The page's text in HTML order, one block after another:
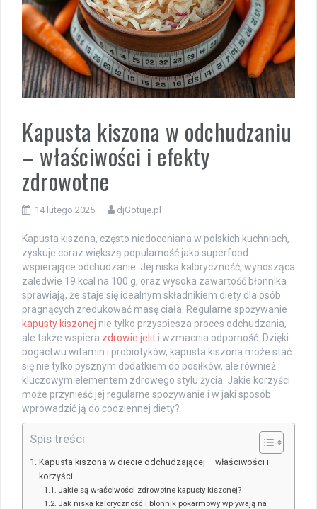
Kapusta kiszona w odchudzaniu
– właściwości i efekty
zdrowotne
14 lutego 2025 djGotuje.pl
Kapusta kiszona, często niedoceniana w polskich kuchniach,
zyskuje coraz większą popularność jako superfood
wspierające odchudzanie. Jej niska kaloryczność, wynosząca
zaledwie 19 kcal na 100 g, oraz wysoka zawartość błonnika
sprawiają, że staje się idealnym składnikiem diety dla osób
pragnących zredukować masę ciała. Regularne spożywanie
kapusty kiszonej nie tylko przyspiesza proces odchudzania,
ale także wspiera zdrowie jelit i wzmacnia odporność. Dzięki
bogactwu witamin i probiotyków, kapusta kiszona może stać
się nie tylko pysznym dodatkiem do posiłków, ale również
kluczowym elementem zdrowego stylu życia. Jakie korzyści
może przynieść jej regularne spożywanie i w jaki sposób
wprowadzić ją do codziennej diety?
Spis treści
Kapusta kiszona w diecie odchudzającej – właściwości i
korzyści
Jakie są właściwości zdrowotne kapusty kiszonej?
Jak niska kaloryczność i błonnik pokarmowy wpływają na